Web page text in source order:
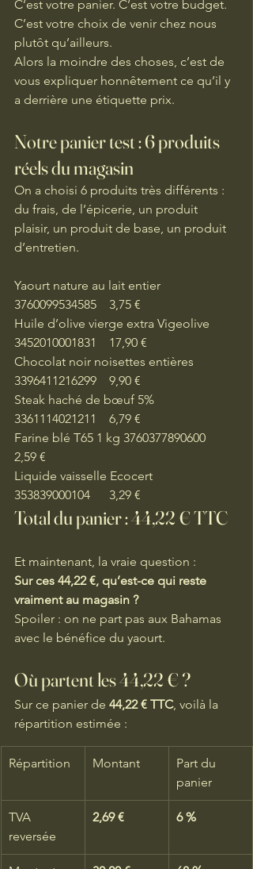
C’est votre panier. C’est votre budget.
C’est votre choix de venir chez nous
plutôt qu’ailleurs.
Alors la moindre des choses, c’est de
vous expliquer honnêtement ce qu’il y
a derrière une étiquette prix.
Notre panier test : 6 produits
réels du magasin
On a choisi 6 produits très différents :
du frais, de l’épicerie, un produit
plaisir, un produit de base, un produit
d’entretien.
Yaourt nature au lait entier
3760099534585	3,75 €
Huile d’olive vierge extra Vigeolive
3452010001831	17,90 €
Chocolat noir noisettes entières
3396411216299	9,90 €
Steak haché de bœuf 5%
3361114021211	6,79 €
Farine blé T65 1 kg 3760377890600
2,59 €
Liquide vaisselle Ecocert
353839000104	3,29 €
Total du panier : 44,22 € TTC
Et maintenant, la vraie question :
Sur ces 44,22 €, qu’est-ce qui reste
vraiment au magasin ?
Spoiler : on ne part pas aux Bahamas
avec le bénéfice du yaourt.
Où partent les 44,22 € ?
Sur ce panier de 44,22 € TTC, voilà la
répartition estimée :
Répartition Montant
Part du
panier
TVA
reversée
2,69 € 6 %